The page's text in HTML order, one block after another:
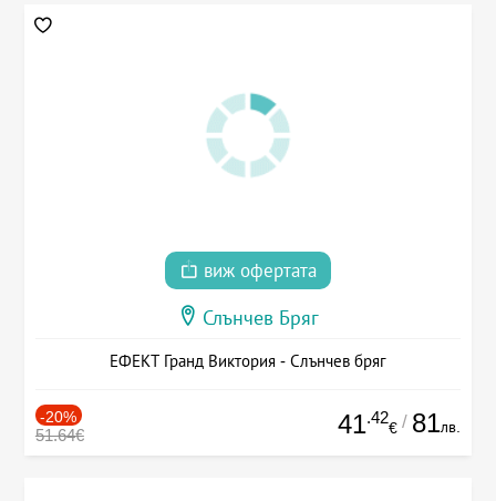
виж офертата
Слънчев Бряг
ЕФЕКТ Гранд Виктория - Слънчев бряг
-20%
51.64€ 41.42
€ / 81лв.